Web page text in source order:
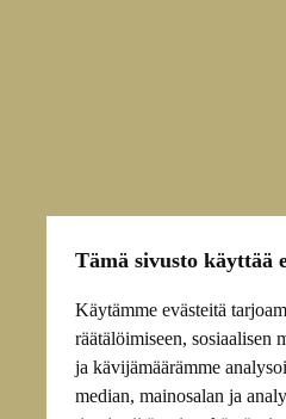
Tämä sivusto käyttää
Käytämme evästeitä
räätälöimiseen, sosiaalisen
ja kävijämäärämme
median, mainosalan ja